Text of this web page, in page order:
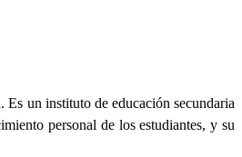
un instituto de educación secundaria
personal de los estudiantes, y su